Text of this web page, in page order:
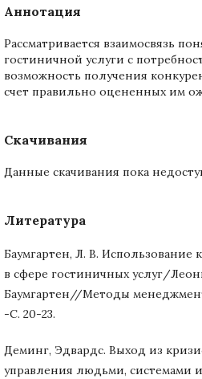
Аннотация
Рассматривается взаимосвязь
гостиничной услуги с
возможность получения
счет правильно оцененных им
Скачивания
Данные скачивания пока
Литература
Баумгартен, Л. В. Использование
в сфере гостиничных услуг/
Баумгартен//Методы
-С. 20-23.
Деминг, Эдвардс. Выход из
управления людьми, системами